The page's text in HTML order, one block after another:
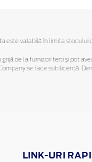
este valabilă în limita stocului
de la furnizori terți și pot
se face sub licență.
LINK-URI